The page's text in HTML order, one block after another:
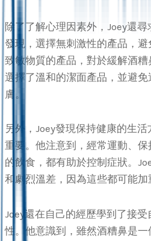
除了了解心理因素外，Joey還
發現，選擇無刺激性的產品，
致敏物質的產品，對於緩解酒糟
選擇了溫和的潔面產品，並避
膚。
另外，Joey發現保持健康的生
重要。他注意到，經常運動、
的飲食，都有助於控制症狀。
和劇烈溫差，因為這些都可能加
Joey還在自己的經歷學到了接
性。他意識到，雖然酒糟鼻是